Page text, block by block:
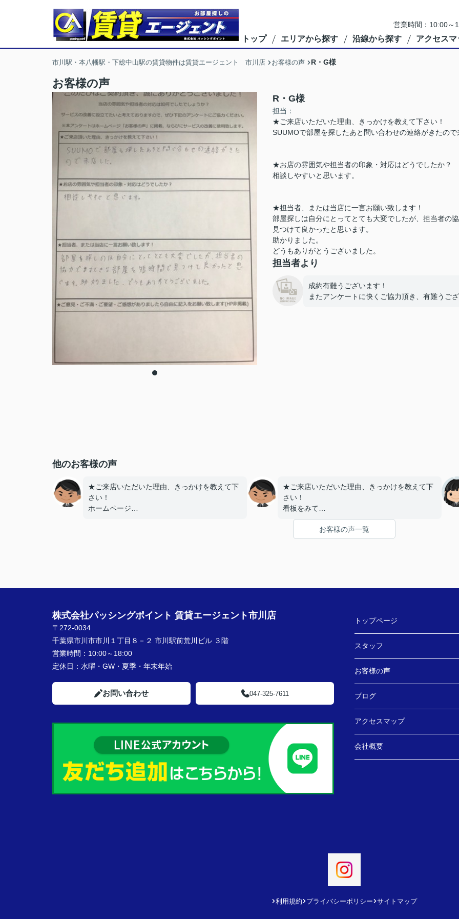
営業時間：10:00～
トップ エリアから探す 沿線から探す アクセスマ
市川駅・本八幡駅・下総中山駅の賃貸物件は賃貸エージェント 市川店 お客様の声 R・G様
お客様の声
R・G様
担当：
★ご来店いただいた理由、きっかけを教えて下さい！
SUUMOで部屋を探したあと問い合わせの連絡がきたので
★お店の雰囲気や担当者の印象・対応はどうでしたか？
相談しやすいと思います。
★担当者、または当店に一言お願い致します！
部屋探しは自分にとってとても大変でしたが、担当者の
見つけて良かったと思います。
助かりました。
どうもありがとうございました。
担当者より
成約有難うございます！
またアンケートに快くご協力頂き、有難うご
他のお客様の声
★ご来店いただいた理由、きっかけを教えて下
さい！
ホームページ
★ご来店いただいた理由、きっかけを教えて下
さい！
看板をみて
★お店の雰囲気や担当者の印象・対応はどうで
したか？
お客様の声一覧
株式会社パッシングポイント 賃貸エージェント市川店
〒272-0034
千葉県市川市市川１丁目８－２ 市川駅前荒川ビル ３階
営業時間： 10:00～18:00
定休日： 水曜・GW・夏季・年末年始
お問い合わせ 047-325-7611
トップページ
スタッフ
お客様の声
ブログ
アクセスマップ
会社概要
利用規約 プライバシーポリシー サイトマップ